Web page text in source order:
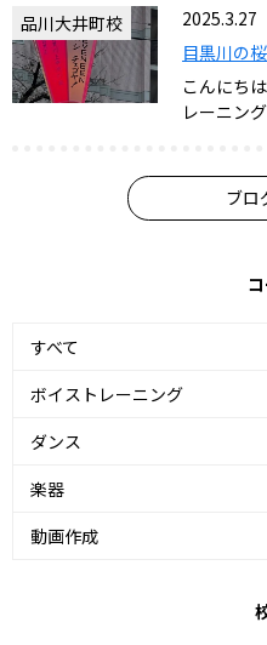
品川大井町校
2025.3.27
目黒川の
こんにち
レーニン
ブロ
すべて
ボイストレーニング
ダンス
楽器
動画作成